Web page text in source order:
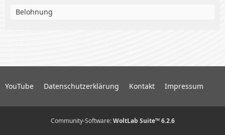
Belohnung
YouTube Datenschutzerklärung Kontakt Impressum
Community-Software:WoltLab Suite™ 6.2.6